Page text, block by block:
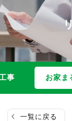
事 お家ま
一覧に戻る